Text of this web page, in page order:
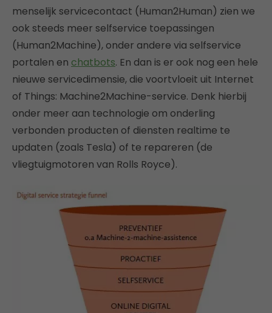
menselijk servicecontact (Human2Human) zien we
ook steeds meer selfservice toepassingen
(Human2Machine), onder andere via selfservice
portalen en chatbots. En dan is er ook nog een hele
nieuwe servicedimensie, die voortvloeit uit Internet
of Things: Machine2Machine-service. Denk hierbij
onder meer aan technologie om onderling
verbonden producten of diensten realtime te
updaten (zoals Tesla) of te repareren (de
vliegtuigmotoren van Rolls Royce).